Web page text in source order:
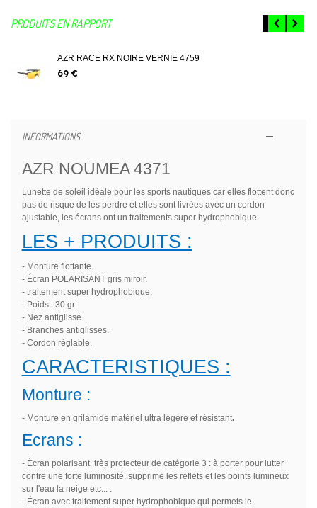
PRODUITS EN RAPPORT
AZR RACE RX NOIRE VERNIE 4759
69 €
INFORMATIONS
AZR NOUMEA 4371
Lunette de soleil idéale pour les sports nautiques car elles flottent donc
pas de risque de les perdre et elles sont livrées avec un cordon
ajustable, les écrans ont un traitements super hydrophobique.
LES + PRODUITS :
- Monture flottante.
- Écran POLARISANT gris miroir.
- traitement super hydrophobique.
- Poids : 30 gr.
- Nez antiglisse.
- Branches antiglisses.
- Cordon réglable.
CARACTERISTIQUES :
Monture :
- Monture en grilamide matériel ultra légère et résistant.
Ecrans :
- Écran polarisant très protecteur de catégorie 3 : à porter pour lutter
contre une forte luminosité, supprime les reflets et les points lumineux
sur l'eau la neige etc... .
- Écran avec traitement super hydrophobique qui permets le